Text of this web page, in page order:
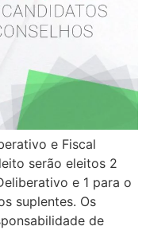
e Fiscal
serão eleitos 2
e 1 para o
suplentes. Os
de